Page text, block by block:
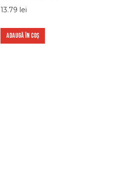
13.79 lei
ADAUGĂ ÎN COȘ